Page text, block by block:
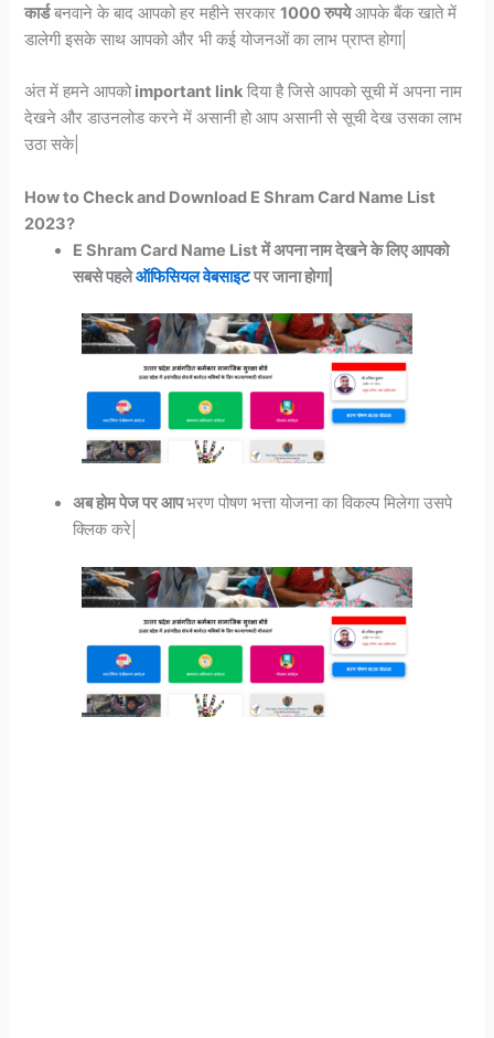
कार्डबनवाने के बाद आपको हर महीने सरकार1000 रुपयेआपके बैंक खाते में
डालेगी इसके साथ आपको और भी कई योजनओं का लाभ प्राप्त होगा|
अंत में हमने आपकोimportant link दिया है जिसे आपको सूची में अपना नाम
देखने और डाउनलोड करने में असानी हो आप असानी से सूची देख उसका लाभ
उठा सके|
How to Check and Download E Shram Card Name List
2023?
E Shram Card Name List में अपना नाम देखने के लिए आपको
सबसे पहलेऑफिसियल वेबसाइटपर जाना होगा|
अब होम पेज पर आपभरण पोषण भत्ता योजना का विकल्प मिलेगा उसपे
क्लिक करे|